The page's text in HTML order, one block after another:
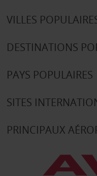
VILLES
DESTINATIONS
PAYS POPULAIRES
SITES
PRINCIPAUX